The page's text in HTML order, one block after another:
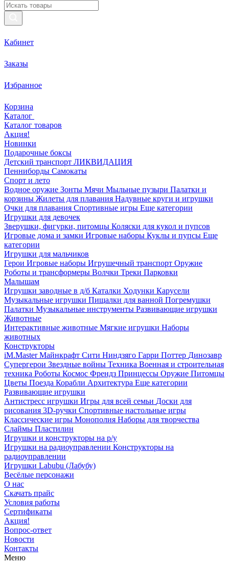
Кабинет
Заказы
Избранное
Корзина
Каталог
Каталог товаров
Акция!
Новинки
Подарочные боксы
Детский транспорт ЛИКВИДАЦИЯ
Пенниборды Самокаты
Спорт и лето
Водное оружие Зонты Мячи Мыльные пузыри Палатки и
корзины Жилеты для плавания Надувные круги и игрушки
Очки для плавания Спортивные игры Еще категории
Игрушки для девочек
Зверушки, фигурки, питомцы Коляски для кукол и пупсов
Игровые дома и замки Игровые наборы Куклы и пупсы Еще
категории
Игрушки для мальчиков
Герои Игровые наборы Игрушечный транспорт Оружие
Роботы и трансформеры Волчки Треки Парковки
Малышам
Игрушки заводные в д/б Каталки Ходунки Карусели
Музыкальные игрушки Пищалки для ванной Погремушки
Палатки Музыкальные инструменты Развивающие игрушки
Животные
Интерактивные животные Мягкие игрушки Наборы
животных
Конструкторы
iM.Master Майнкрафт Сити Ниндзяго Гарри Поттер Динозавр
Супергерои Звездные войны Техника Военная и строительная
техника Роботы Космос Френдз Принцессы Оружие Питомцы
Цветы Поезда Корабли Архитектура Еще категории
Развивающие игрушки
Антистресс игрушки Игры для всей семьи Доски для
рисования 3D-ручки Спортивные настольные игры
Классические игры Монополия Наборы для творчества
Слаймы Пластилин
Игрушки и конструкторы на р/у
Игрушки на радиоуправлении Конструкторы на
радиоуправлении
Игрушки Labubu (Лабубу)
Весёлые персонажи
О нас
Скачать прайс
Условия работы
Сертификаты
Акция!
Вопрос-ответ
Новости
Контакты
Меню